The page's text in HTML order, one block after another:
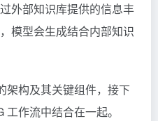
外部知识库提供的信息丰
模型会生成结合内部知识
架构及其关键组件，接下
作流中结合在一起。